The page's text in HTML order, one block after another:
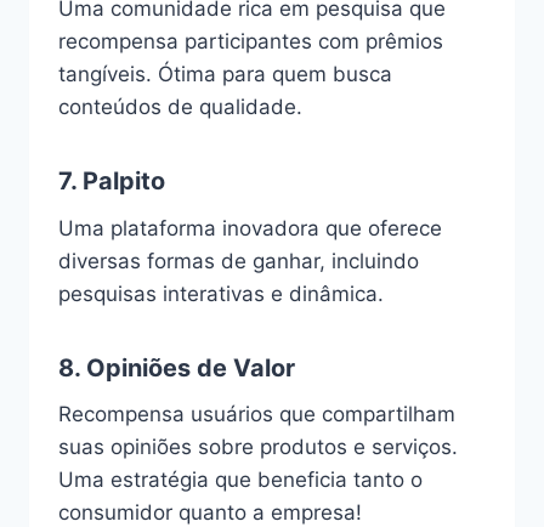
Uma comunidade rica em pesquisa que
recompensa participantes com prêmios
tangíveis. Ótima para quem busca
conteúdos de qualidade.
7. Palpito
Uma plataforma inovadora que oferece
diversas formas de ganhar, incluindo
pesquisas interativas e dinâmica.
8. Opiniões de Valor
Recompensa usuários que compartilham
suas opiniões sobre produtos e serviços.
Uma estratégia que beneficia tanto o
consumidor quanto a empresa!